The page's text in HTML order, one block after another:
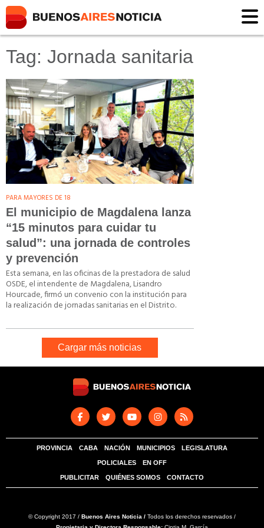
Tag: Jornada sanitaria
PARA MAYORES DE 18
El municipio de Magdalena lanza
“15 minutos para cuidar tu
salud”: una jornada de controles
y prevención
Esta semana, en las oficinas de la prestadora de salud
OSDE, el intendente de Magdalena, Lisandro
Hourcade, firmó un convenio con la institución para
la realización de jornadas sanitarias en el Distrito.
Cargar más noticias
PROVINCIA CABA NACIÓN MUNICIPIOS LEGISLATURA
POLICIALES EN OFF
PUBLICITAR QUIÉNES SOMOS CONTACTO
© Copyright 2017 / Buenos Aires Noticia / Todos los derechos reservados /